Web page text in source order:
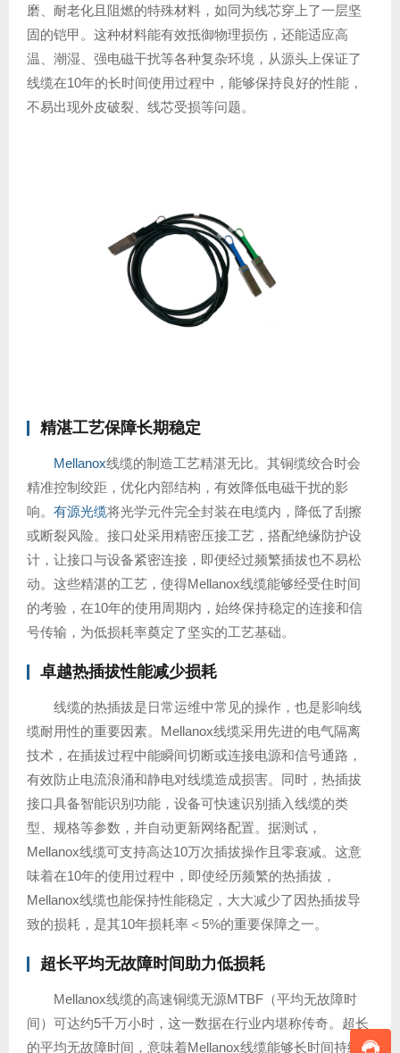
磨、耐老化且阻燃的特殊材料，如同为线芯穿上了一层坚
固的铠甲。这种材料能有效抵御物理损伤，还能适应高
温、潮湿、强电磁干扰等各种复杂环境，从源头上保证了
线缆在10年的长时间使用过程中，能够保持良好的性能，
不易出现外皮破裂、线芯受损等问题。
精湛工艺保障长期稳定
Mellanox线缆的制造工艺精湛无比。其铜缆绞合时会
精准控制绞距，优化内部结构，有效降低电磁干扰的影
响。 有源光缆将光学元件完全封装在电缆内，降低了刮擦
或断裂风险。接口处采用精密压接工艺，搭配绝缘防护设
计，让接口与设备紧密连接，即便经过频繁插拔也不易松
动。这些精湛的工艺，使得Mellanox线缆能够经受住时间
的考验，在10年的使用周期内，始终保持稳定的连接和信
号传输，为低损耗率奠定了坚实的工艺基础。
卓越热插拔性能减少损耗
线缆的热插拔是日常运维中常见的操作，也是影响线
缆耐用性的重要因素。Mellanox线缆采用先进的电气隔离
技术，在插拔过程中能瞬间切断或连接电源和信号通路，
有效防止电流浪涌和静电对线缆造成损害。同时，热插拔
接口具备智能识别功能，设备可快速识别插入线缆的类
型、规格等参数，并自动更新网络配置。据测试，
Mellanox线缆可支持高达10万次插拔操作且零衰减。这意
味着在10年的使用过程中，即使经历频繁的热插拔，
Mellanox线缆也能保持性能稳定，大大减少了因热插拔导
致的损耗，是其10年损耗率＜5%的重要保障之一。
超长平均无故障时间助力低损耗
Mellanox线缆的高速铜缆无源MTBF（平均无故障时
间）可达约5千万小时，这一数据在行业内堪称传奇。超长
的平均无故障时间，意味着Mellanox线缆能够长时间持续